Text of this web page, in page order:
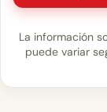
La información
puede variar